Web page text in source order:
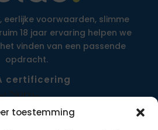
toestemming
voorwaarden, slimme
18 jaar ervaring helpen we
vinden van een passende
opdracht.
certificering